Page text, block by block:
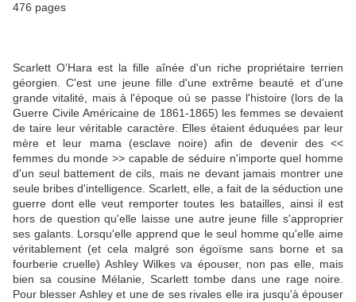
476 pages
Scarlett O'Hara est la fille aînée d'un riche propriétaire terrien
géorgien. C'est une jeune fille d'une extrême beauté et d'une
grande vitalité, mais à l'époque où se passe l'histoire (lors de la
Guerre Civile Américaine de 1861-1865) les femmes se devaient
de taire leur véritable caractère. Elles étaient éduquées par leur
mère et leur mama (esclave noire) afin de devenir des <<
femmes du monde >> capable de séduire n'importe quel homme
d'un seul battement de cils, mais ne devant jamais montrer une
seule bribes d'intelligence. Scarlett, elle, a fait de la séduction une
guerre dont elle veut remporter toutes les batailles, ainsi il est
hors de question qu'elle laisse une autre jeune fille s'approprier
ses galants. Lorsqu'elle apprend que le seul homme qu'elle aime
véritablement (et cela malgré son égoïsme sans borne et sa
fourberie cruelle) Ashley Wilkes va épouser, non pas elle, mais
bien sa cousine Mélanie, Scarlett tombe dans une rage noire.
Pour blesser Ashley et une de ses rivales elle ira jusqu'à épouser